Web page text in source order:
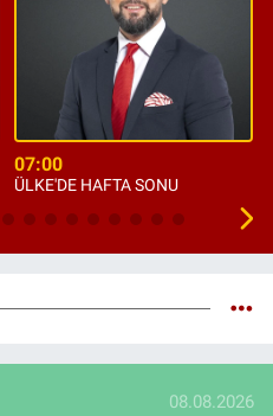
07:00
ÜLKE'DE HAFTA SONU
08.08.2026